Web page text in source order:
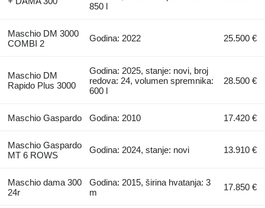
850 l
Maschio DM 3000
COMBI 2
Godina: 2022 25.500 €
Maschio DM
Rapido Plus 3000
Godina: 2025, stanje: novi, broj
redova: 24, volumen spremnika:
600 l
28.500 €
Maschio Gaspardo Godina: 2010 17.420 €
Maschio Gaspardo
MT 6 ROWS
Godina: 2024, stanje: novi 13.910 €
Maschio dama 300
24r
Godina: 2015, širina hvatanja: 3
m
17.850 €